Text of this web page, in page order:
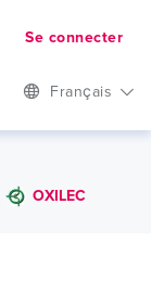
Se connecter
Français
OXILEC